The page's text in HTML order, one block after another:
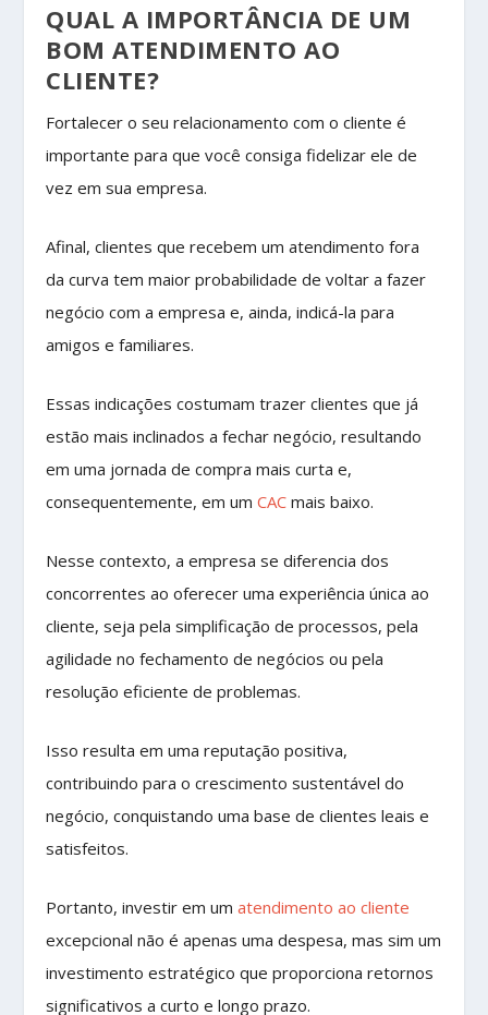
QUAL A IMPORTÂNCIA DE UM
BOM ATENDIMENTO AO
CLIENTE?
Fortalecer o seu relacionamento com o cliente é
importante para que você consiga fidelizar ele de
vez em sua empresa.
Afinal, clientes que recebem um atendimento fora
da curva tem maior probabilidade de voltar a fazer
negócio com a empresa e, ainda, indicá-la para
amigos e familiares.
Essas indicações costumam trazer clientes que já
estão mais inclinados a fechar negócio, resultando
em uma jornada de compra mais curta e,
consequentemente, em umCAC mais baixo.
Nesse contexto, a empresa se diferencia dos
concorrentes ao oferecer uma experiência única ao
cliente, seja pela simplificação de processos, pela
agilidade no fechamento de negócios ou pela
resolução eficiente de problemas.
Isso resulta em uma reputação positiva,
contribuindo para o crescimento sustentável do
negócio, conquistando uma base de clientes leais e
satisfeitos.
Portanto, investir em umatendimento ao cliente
excepcional não é apenas uma despesa, mas sim um
investimento estratégico que proporciona retornos
significativos a curto e longo prazo.